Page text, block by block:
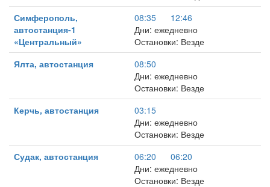
Симферополь,
автостанция-1
«Центральный»
08:35
12:46
Дни: ежедневно
Остановки: Везде
Ялта, автостанция
08:50
Дни: ежедневно
Остановки: Везде
Керчь, автостанция
03:15
Дни: ежедневно
Остановки: Везде
Судак, автостанция
06:20
06:20
Дни: ежедневно
Остановки: Везде